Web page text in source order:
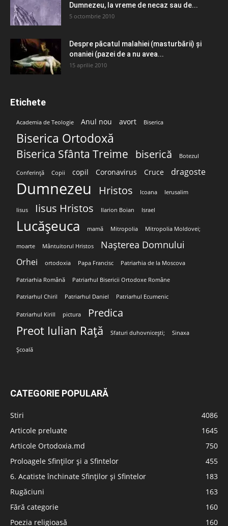
Dumnezeu, la vreme de necaz sau de...
5 octombrie 2010
Despre păcatul malahiei (masturbării) şi
onaniei (pazei de a nu avea...
15 aprilie 2010
Etichete
Academia de Teologie Anul nou avort Biserica
Biserica Ortodoxă
Biserica Sfânta Treime biserică Botezul
Conferință Copii copil Coronavirus Cruce dragoste
Dumnezeu Hristos Icoana Ierusalim
Iisus Iisus Hristos Ilarion Boian Israel
Lucășeuca mamă Mitropolia Mitropolia Moldovei;
moarte Mântuitorul Hristos Nașterea Domnului
Orhei ortodoxia Papa Francisc Patriarhia de la Moscova
Patriarhia Română Patriarhul Bisericii Ortodoxe Române
Patriarhul Chiril Patriarhul Daniel Patriarhul Ecumenic
Patriarhul Kirill pictura Predica
Preot Iulian Rață Sfaturi duhovnicești; Sinaxa
Școală
CATEGORIE POPULARĂ
Stiri
4086
Articole preluate
1645
Articole Ortodoxia.md
750
Proloagele Sfinților și a Sfintelor
455
6. Acatiste închinate Sfinților și Sfintelor
183
Rugăciuni
163
Fără categorie
160
Poezia religioasă
160